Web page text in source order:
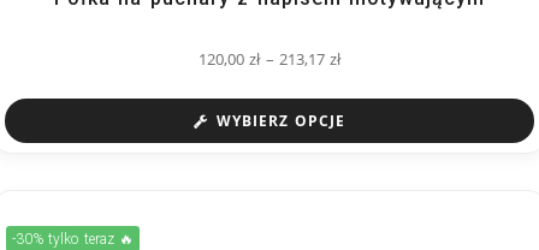
120,00zł – 213,17zł
WYBIERZ OPCJE
-30% tylko teraz 🔥